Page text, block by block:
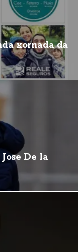
xornada da
De la